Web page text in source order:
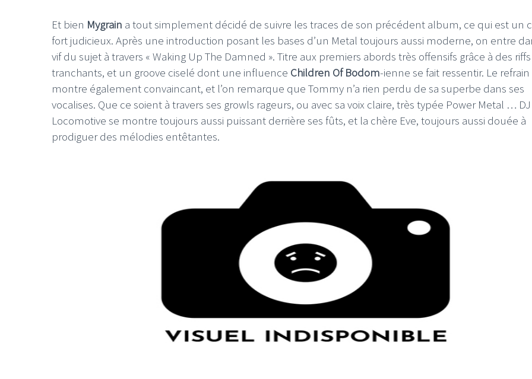
Et bien Mygrain a tout simplement décidé de suivre les traces de son précédent album, ce qui est un
fort judicieux. Après une introduction posant les bases d’un Metal toujours aussi moderne, on entre
vif du sujet à travers « Waking Up The Damned ». Titre aux premiers abords très offensifs grâce à des riffs
tranchants, et un groove ciselé dont une influence Children Of Bodom-ienne se fait ressentir. Le refrain
montre également convaincant, et l’on remarque que Tommy n’a rien perdu de sa superbe dans ses
vocalises. Que ce soient à travers ses growls rageurs, ou avec sa voix claire, très typée Power Metal … DJ
Locomotive se montre toujours aussi puissant derrière ses fûts, et la chère Eve, toujours aussi douée à
prodiguer des mélodies entêtantes.